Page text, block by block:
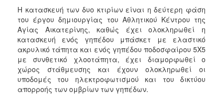
Η κατασκευή των δυο κτιρίων είναι η δεύτερη φάση
του έργου δημιουργίας του Αθλητικού Κέντρου της
Αγίας Αικατερίνης, καθώς έχει ολοκληρωθεί η
κατασκευή ενός γηπέδου μπάσκετ με ελαστικό
ακρυλικό τάπητα και ενός γηπέδου ποδοσφαίρου 5X5
με συνθετικό χλοοτάπητα, έχει διαμορφωθεί ο
χώρος στάθμευσης και έχουν ολοκληρωθεί οι
υποδομές του ηλεκτροφωτισμού και του δικτύου
απορροής των ομβρίων των γηπέδων.